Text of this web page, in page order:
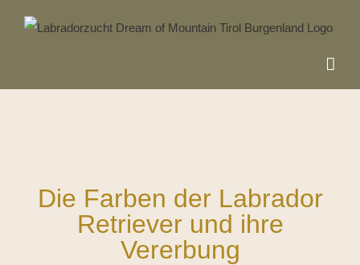
Die Farben der Labrador
Retriever und ihre
Vererbung